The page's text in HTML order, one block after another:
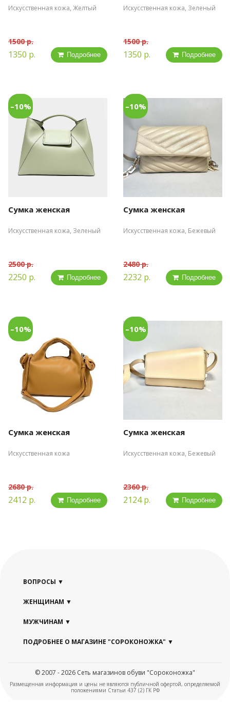
Искусственная кожа, Желтый
1500 р.
1350 р. Подробнее
Искусственная кожа, Зеленый
1500 р.
1350 р. Подробнее
–10%
Сумка женская
Искусственная кожа, Зеленый
2500 р.
2250 р. Подробнее
–10%
Сумка женская
Искусственная кожа, Бежевый
2480 р.
2232 р. Подробнее
–10%
Сумка женская
Искусственная кожа
2680 р.
2412 р. Подробнее
–10%
Сумка женская
Искусственная кожа, Бежевый
2360 р.
2124 р. Подробнее
ВОПРОСЫ
ЖЕНЩИНАМ
МУЖЧИНАМ
ПОДРОБНЕЕ О МАГАЗИНЕ "СОРОКОНОЖКА"
© 2007 - 2026 Сеть магазинов обуви "Сороконожка"
Размещенная информация и цены не являются публичной офертой, определяемой
положениями Статьи 437 (2) ГК РФ